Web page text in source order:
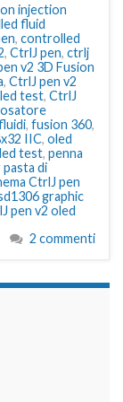
injection
fluid
, controlled
, CtrlJ pen, ctrlj
v2 3D Fusion
, CtrlJ pen v2
test, CtrlJ
, fusion 360,
IIC, oled
test, penna
pasta di
CtrlJ pen
graphic
pen v2 oled
2 commenti